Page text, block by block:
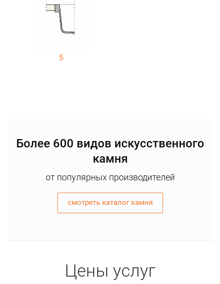
5
Более 600 видов искусственного
камня
от популярных производителей
смотреть каталог камня
Цены услуг